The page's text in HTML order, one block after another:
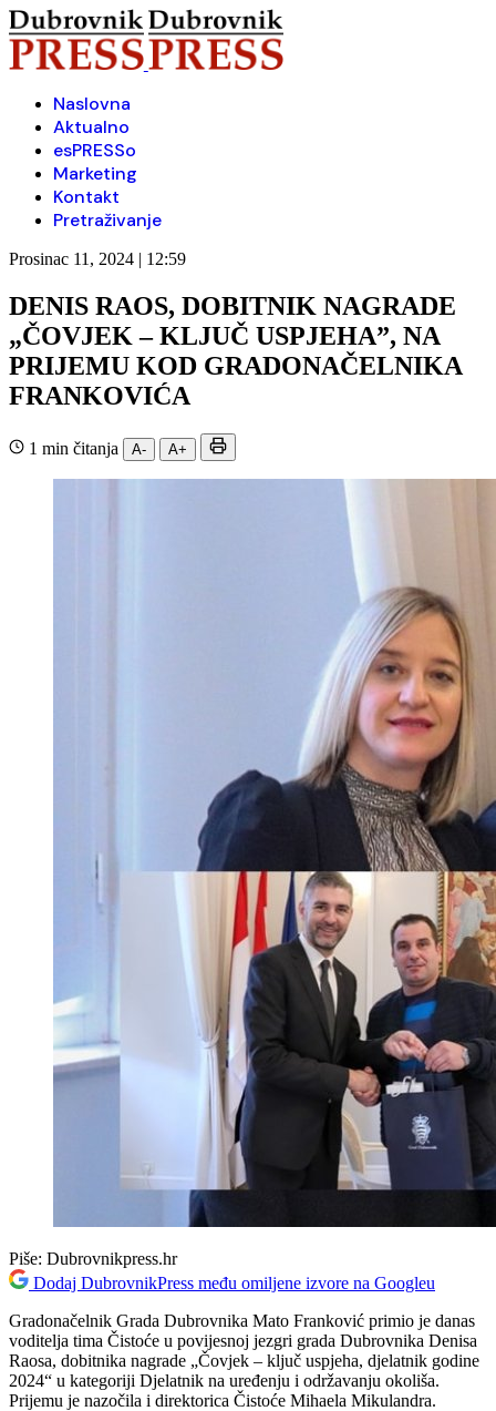
Naslovna
Aktualno
esPRESSo
Marketing
Kontakt
Pretraživanje
Prosinac 11, 2024 | 12:59
DENIS RAOS, DOBITNIK NAGRADE
„ČOVJEK – KLJUČ USPJEHA”, NA
PRIJEMU KOD GRADONAČELNIKA
FRANKOVIĆA
1 min čitanja A- A+
Piše: Dubrovnikpress.hr
Dodaj DubrovnikPress među omiljene izvore na Googleu
Gradonačelnik Grada Dubrovnika Mato Franković primio je danas
voditelja tima Čistoće u povijesnoj jezgri grada Dubrovnika Denisa
Raosa, dobitnika nagrade „Čovjek – ključ uspjeha, djelatnik godine
2024“ u kategoriji Djelatnik na uređenju i održavanju okoliša.
Prijemu je nazočila i direktorica Čistoće Mihaela Mikulandra.